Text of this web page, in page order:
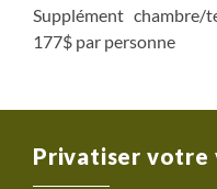
Supplément
177$ par personne
Privatiser votre